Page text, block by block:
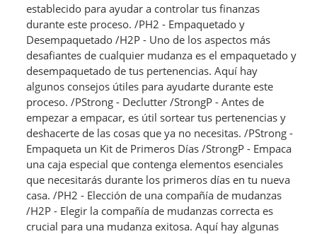
establecido para ayudar a controlar tus finanzas
durante este proceso. /PH2 - Empaquetado y
Desempaquetado /H2P - Uno de los aspectos más
desafiantes de cualquier mudanza es el empaquetado y
desempaquetado de tus pertenencias. Aquí hay
algunos consejos útiles para ayudarte durante este
proceso. /PStrong - Declutter /StrongP - Antes de
empezar a empacar, es útil sortear tus pertenencias y
deshacerte de las cosas que ya no necesitas. /PStrong -
Empaqueta un Kit de Primeros Días /StrongP - Empaca
una caja especial que contenga elementos esenciales
que necesitarás durante los primeros días en tu nueva
casa. /PH2 - Elección de una compañía de mudanzas
/H2P - Elegir la compañía de mudanzas correcta es
crucial para una mudanza exitosa. Aquí hay algunas